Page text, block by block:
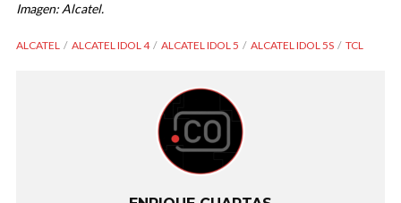
Imagen: Alcatel.
ALCATEL ALCATEL IDOL 4 ALCATEL IDOL 5 ALCATEL IDOL 5S TCL